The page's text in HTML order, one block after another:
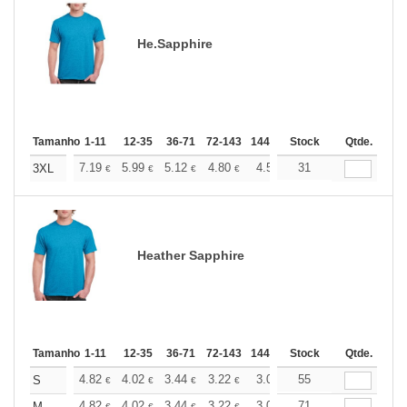
He.Sapphire
Tamanho 1-11 12-35 36-71 72-143 144-287 288 + Mais
Stock Qtde.
3XL 7.19 € 5.99 € 5.12 € 4.80 € 4.56 4.51
31
Heather Sapphire
Tamanho 1-11 12-35 36-71 72-143 144-287 288 + Mais
Stock Qtde.
S 4.82 € 4.02 € 3.44 € 3.22 € 3.06 3.03
55